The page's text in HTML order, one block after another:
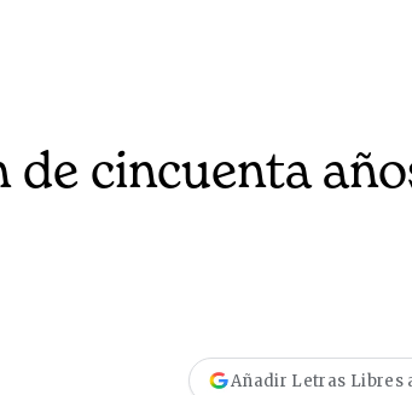
de cincuenta
Añadir Letras Libres